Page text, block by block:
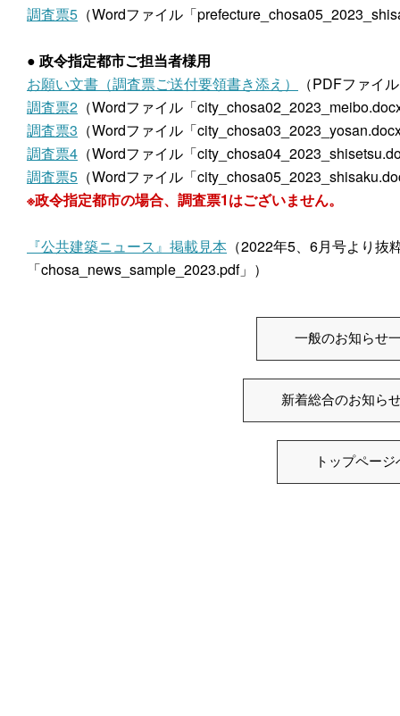
調査票5 （Wordファイル「
● 政令指定都市ご担当者様用
お願い文書（調査票ご送付要領書き添え）
（PDFファイ
調査票2 （Wordファイル「
調査票3 （Wordファイル「
調査票4 （Wordファイル「
調査票5 （Wordファイル「
※政令指定都市の場合、調査票1はございません。
『公共建築ニュース』掲載見本 （2022年5、6月号より抜
「chosa_news_sample_2023.pdf」）
一般のお知らせ
新着総合のお知ら
トップページ